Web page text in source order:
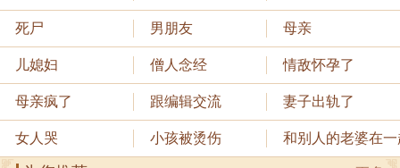
死尸 男朋友 母亲
儿媳妇 僧人念经 情敌怀孕了
母亲疯了 跟编辑交流 妻子出轨了
女人哭 小孩被烫伤 和别人的老婆在一